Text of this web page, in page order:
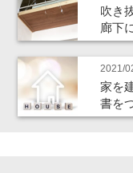
吹き
廊下
2021/
家を
書を